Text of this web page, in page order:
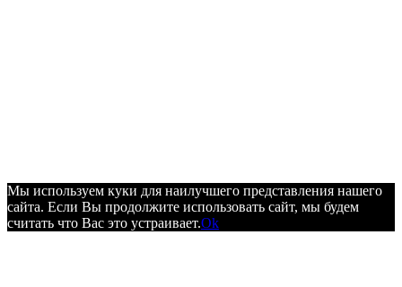
Мы используем куки для наилучшего представления нашего
сайта. Если Вы продолжите использовать сайт, мы будем
считать что Вас это устраивает.Ok